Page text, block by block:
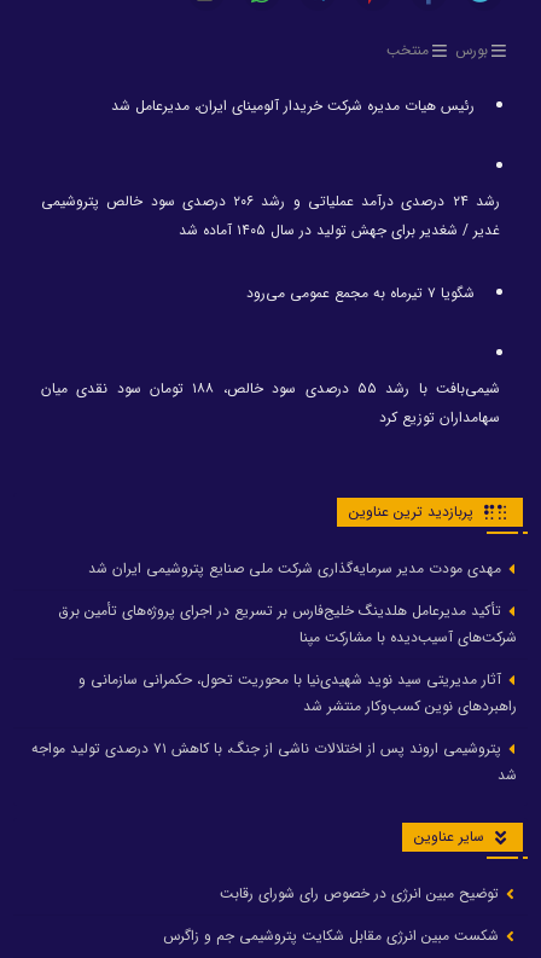
بورس منتخب
رئیس هیات مدیره شرکت خریدار آلومینای ایران، مدیرعامل شد
رشد ۲۴ درصدی درآمد عملیاتی و رشد ۲۰۶ درصدی سود خالص پتروشیمی
غدیر / شغدیر برای جهش تولید در سال ۱۴۰۵ آماده شد
شگویا ۷ تیرماه به مجمع عمومی می‌رود
شیمی‌بافت با رشد ۵۵ درصدی سود خالص، ۱۸۸ تومان سود نقدی میان
سهامداران توزیع کرد
پربازدید ترین عناوین
مهدی مودت مدیر سرمایه‌گذاری شرکت ملی صنایع پتروشیمی ایران شد
تأکید مدیرعامل هلدینگ خلیج‌فارس بر تسریع در اجرای پروژه‌های تأمین برق
شرکت‌های آسیب‌دیده با مشارکت مپنا
آثار مدیریتی سید نوید شهیدی‌نیا با محوریت تحول، حکمرانی سازمانی و
راهبردهای نوین کسب‌وکار منتشر شد
پتروشیمی اروند پس از اختلالات ناشی از جنگ، با کاهش ۷۱ درصدی تولید مواجه
شد
سایر عناوین
توضیح مبین انرژی در خصوص رای شورای رقابت
شکست مبین انرژی مقابل شکایت پتروشیمی جم و زاگرس